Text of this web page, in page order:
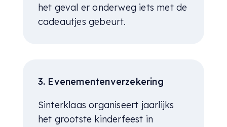
het geval er onderweg iets met de
cadeautjes gebeurt.
3. Evenementenverzekering
Sinterklaas organiseert jaarlijks
het grootste kinderfeest in